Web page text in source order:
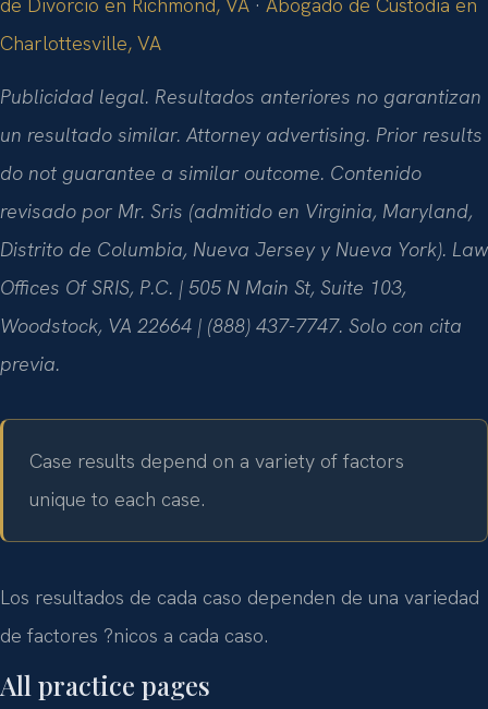
Charlottesville, VA
Publicidad legal. Resultados anteriores no garantizan
un resultado similar. Attorney advertising. Prior results
do not guarantee a similar outcome. Contenido
revisado por Mr. Sris (admitido en Virginia, Maryland,
Distrito de Columbia, Nueva Jersey y Nueva York). Law
Offices Of SRIS, P.C. | 505 N Main St, Suite 103,
Woodstock, VA 22664 | (888) 437-7747. Solo con cita
previa.
Case results depend on a variety of factors
unique to each case.
Los resultados de cada caso dependen de una variedad
de factores ?nicos a cada caso.
All practice pages